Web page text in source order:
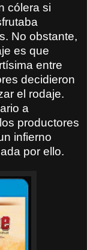
cólera si
No obstante,
es que
entre
decidieron
el rodaje.
a
productores
infierno
por ello.